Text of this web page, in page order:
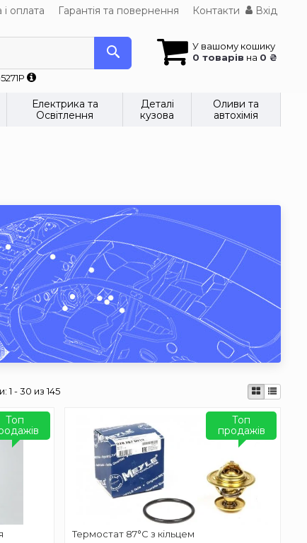
оплата Гарантія та повернення Контакти Вхід
У вашому кошику
0 товарів на 0 ₴
Електрика та
Освітлення
Деталі
кузова
Оливи та
автохімія
1 - 30 из 145
Топ
Термостат 87°C з кільцем
Топ
продажів